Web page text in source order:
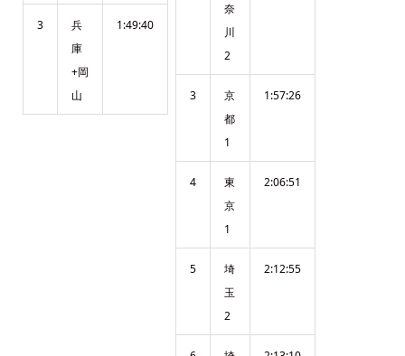
3
兵
庫
+岡
山
1:49:40
奈
川
2
3
京
都
1
1:57:26
4
東
京
1
2:06:51
5
埼
玉
2
2:12:55